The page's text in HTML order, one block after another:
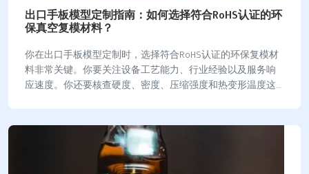
出口手板模型定制指南：如何选择符合RoHS认证的环
保真空复模材料？
你在出口手板模型定制时，选择符合RoHS认证的环保复模材
料非常关键。你要关注设备工艺能力、行业经验以及服务响
应速度。你还要核查硬度、密度、压缩强度和热变形温度这